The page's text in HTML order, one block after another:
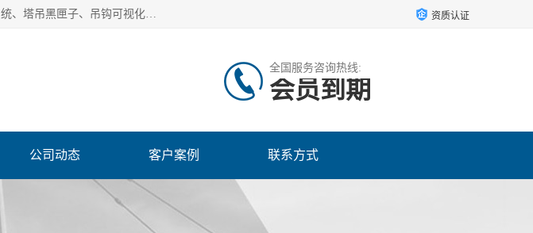
安徽赛芙智能科技有限公司是一家主营智慧化工地解决方案的企业，主营产品有：塔机安全监测系统、塔吊黑匣子、吊钩可视化、吊钩可视化系统、塔机安全监控系统、塔机黑匣子等。创建至今始终关注用户需求，为用户提供有的产品和服务。 资质认证
全国服务咨询热线:
会员到期
公司动态 客户案例 联系方式